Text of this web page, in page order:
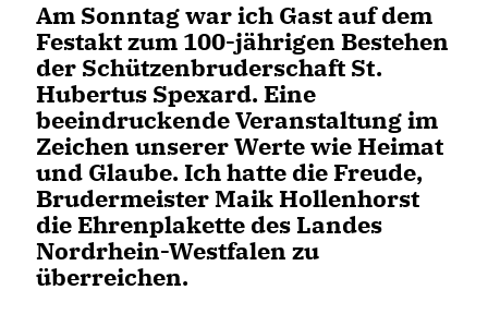
Am Sonntag war ich Gast auf dem
Festakt zum 100-jährigen Bestehen
der Schützenbruderschaft St.
Hubertus Spexard. Eine
beeindruckende Veranstaltung im
Zeichen unserer Werte wie Heimat
und Glaube. Ich hatte die Freude,
Brudermeister Maik Hollenhorst
die Ehrenplakette des Landes
Nordrhein-Westfalen zu
überreichen.